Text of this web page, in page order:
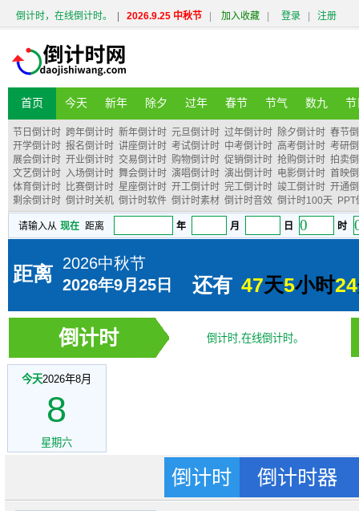
倒计时，在线倒计时。 2026.9.25 中秋节 加入收藏 登录 注册
首页 今天 新年 除夕 过年 春节 节气 数九 节
节日倒计时 跨年倒计时 新年倒计时 元旦倒计时 过年倒计时 除夕倒计时 春节
开学倒计时 报名倒计时 讲座倒计时 考试倒计时 中考倒计时 高考倒计时 考研
展会倒计时 开业倒计时 交易倒计时 购物倒计时 促销倒计时 抢购倒计时 拍卖
文艺倒计时 入场倒计时 舞会倒计时 演唱倒计时 演出倒计时 电影倒计时 首映
体育倒计时 比赛倒计时 星座倒计时 开工倒计时 完工倒计时 竣工倒计时 开通
剩余倒计时 倒计时关机 倒计时软件 倒计时素材 倒计时音效 倒计时100天 PPT
倒计时 倒计时,在线倒计时。
今天2026年8月
8
星期六
倒计时 倒计时器